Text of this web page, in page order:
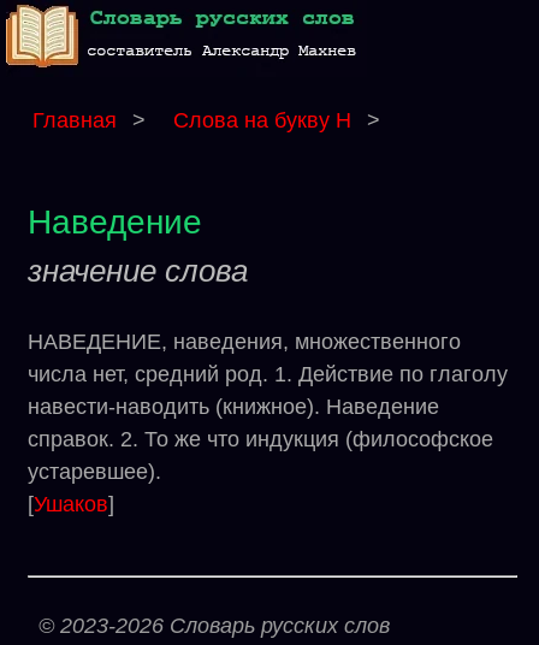
Главная > Слова на букву Н >
Наведение
значение слова
НАВЕДЕНИЕ, наведения, множественного
числа нет, средний род. 1. Действие по глаголу
навести-наводить (книжное). Наведение
справок. 2. То же что индукция (философское
устаревшее).
[Ушаков]
© 2023-2026 Словарь русских слов